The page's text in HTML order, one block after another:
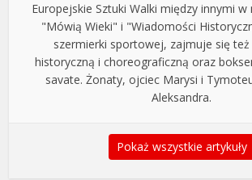
Europejskie Sztuki Walki między innymi w
"Mówią Wieki" i "Wiadomości
szermierki sportowej, zajmuje się też
historyczną i choreograficzną oraz
savate. Żonaty, ojciec Marysi i
Aleksandra.
Pokaż wszystkie artykuły